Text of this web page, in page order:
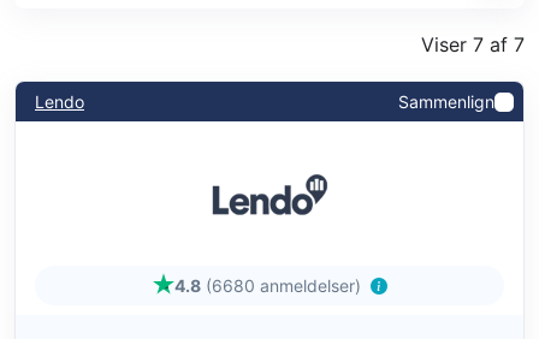
Viser 7 af 7
Lendo Sammenlign
4.8 (6680 anmeldelser)